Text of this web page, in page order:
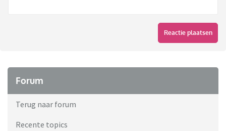
Reactie plaatsen
Forum
Terug naar forum
Recente topics